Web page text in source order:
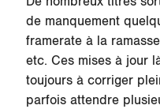
de manquement
framerate à la
etc. Ces mises à jour
toujours à corriger
parfois attendre